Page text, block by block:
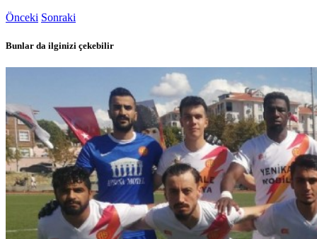
Önceki Sonraki
Bunlar da ilginizi çekebilir